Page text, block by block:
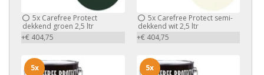
5x Carefree Protect
dekkend groen 2,5 ltr
+€ 404,75
5xCarefree Protect semi-
dekkend wit 2,5 ltr
+€ 404,75
5x 5x